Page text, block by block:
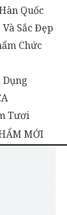
Quốc
Sắc Đẹp
Chức
Dụng
Tươi
MỚI